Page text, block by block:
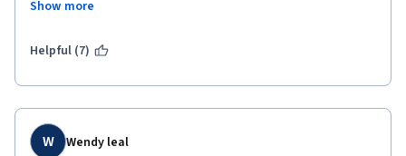
aprendizaje. Si se ofrecen curso ya sean con 10 o 1000
cuando cobran certificación.
Show more
Helpful (7)
W Wendy leal